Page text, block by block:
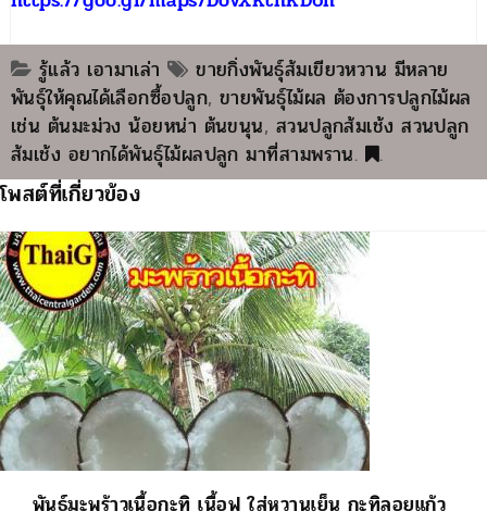
รู้แล้ว เอามาเล่า
ขายกิ่งพันธุ์ส้มเขียวหวาน มีหลาย
พันธุ์ให้คุณได้เลือกซื้อปลูก,ขายพันธุ์ไม้ผล ต้องการปลูกไม้ผล
เช่น ต้นมะม่วง น้อยหน่า ต้นขนุน, สวนปลูกส้มเช้ง สวนปลูก
ส้มเช้ง อยากได้พันธุ์ไม้ผลปลูก มาที่สามพราน. .
โพสต์ที่เกี่ยวข้อง
พันธุ์มะพร้าวเนื้อกะทิ เนื้อฟู ใส่หวานเย็น กะทิลอยแก้ว